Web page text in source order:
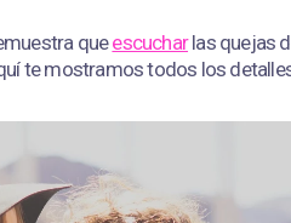
queescucharlas quejas
te mostramos todos los